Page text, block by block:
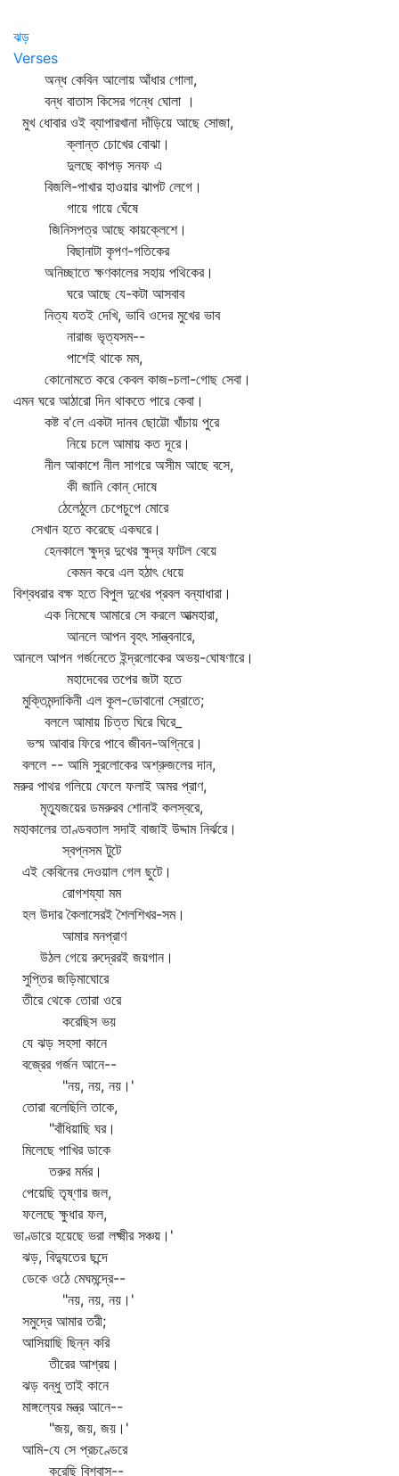
ঝড়
Verses
অন্ধ কেবিন আলোয় আঁধার গোলা,
বন্ধ বাতাস কিসের গন্ধে ঘোলা ।
মুখ ধোবার ওই ব্যাপারখানা দাঁড়িয়ে আছে সোজা,
ক্লান্ত চোখের বোঝা।
দুলছে কাপড় সনফ এ
বিজলি-পাখার হাওয়ার ঝাপট লেগে।
গায়ে গায়ে ঘেঁষে
জিনিসপত্র আছে কায়ক্লেশে।
বিছানাটা কৃপণ-গতিকের
অনিচ্ছাতে ক্ষণকালের সহায় পথিকের।
ঘরে আছে যে-কটা আসবাব
নিত্য যতই দেখি, ভাবি ওদের মুখের ভাব
নারাজ ভৃত্যসম--
পাশেই থাকে মম,
কোনোমতে করে কেবল কাজ-চলা-গোছ সেবা।
এমন ঘরে আঠারো দিন থাকতে পারে কেবা।
কষ্ট ব'লে একটা দানব ছোট্টো খাঁচায় পুরে
নিয়ে চলে আমায় কত দূরে।
নীল আকাশে নীল সাগরে অসীম আছে বসে,
কী জানি কোন্‌ দোষে
ঠেলেঠুলে চেপেচুপে মোরে
সেখান হতে করেছে একঘরে।
হেনকালে ক্ষুদ্র দুখের ক্ষুদ্র ফাটল বেয়ে
কেমন করে এল হঠাৎ ধেয়ে
বিশ্বধরার বক্ষ হতে বিপুল দুখের প্রবল বন্যাধারা।
এক নিমেষে আমারে সে করলে আত্মহারা,
আনলে আপন বৃহৎ সান্ত্বনারে,
আনলে আপন গর্জনেতে ইন্দ্রলোকের অভয়-ঘোষণারে।
মহাদেবের তপের জটা হতে
মুক্তিমন্দাকিনী এল কূল-ডোবানো স্রোতে;
বললে আমায় চিত্ত ঘিরে ঘিরে_
ভস্ম আবার ফিরে পাবে জীবন-অগ্নিরে।
বললে -- আমি সুরলোকের অশ্রুজলের দান,
মরুর পাথর গলিয়ে ফেলে ফলাই অমর প্রাণ,
মৃত্যুজয়ের ডমরুরব শোনাই কলস্বরে,
মহাকালের তাণ্ডবতাল সদাই বাজাই উদ্দাম নির্ঝরে।
স্বপ্নসম টুটে
এই কেবিনের দেওয়াল গেল ছুটে।
রোগশয্যা মম
হল উদার কৈলাসেরই শৈলশিখর-সম।
আমার মনপ্রাণ
উঠল গেয়ে রুদ্রেরই জয়গান।
সুপ্তির জড়িমাঘোরে
তীরে থেকে তোরা ওরে
করেছিস ভয়
যে ঝড় সহসা কানে
বজ্রের গর্জন আনে--
"নয়, নয়, নয়।'
তোরা বলেছিলি তাকে,
"বাঁধিয়াছি ঘর।
মিলেছে পাখির ডাকে
তরুর মর্মর।
পেয়েছি তৃষ্ণার জল,
ফলেছে ক্ষুধার ফল,
ভাণ্ডারে হয়েছে ভরা লক্ষ্মীর সঞ্চয়।'
ঝড়, বিদ্যুতের ছন্দে
ডেকে ওঠে মেঘমন্দ্রে--
"নয়, নয়, নয়।'
সমুদ্রে আমার তরী;
আসিয়াছি ছিন্ন করি
তীরের আশ্রয়।
ঝড় বন্ধু তাই কানে
মাঙ্গল্যের মন্ত্র আনে--
"জয়, জয়, জয়।'
আমি-যে সে প্রচণ্ডেরে
করেছি বিশ্বাস--